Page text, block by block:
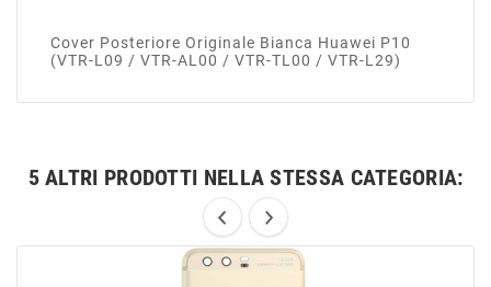
Cover Posteriore Originale Bianca Huawei P10
(VTR-L09 / VTR-AL00 / VTR-TL00 / VTR-L29)
5 ALTRI PRODOTTI NELLA STESSA CATEGORIA: